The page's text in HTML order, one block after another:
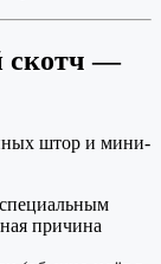
скотч —
штор и мини-
причина